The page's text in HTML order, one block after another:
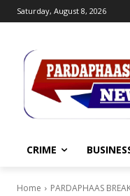
Saturday, August 8, 2026
CRIME
Home PARDAPHAAS